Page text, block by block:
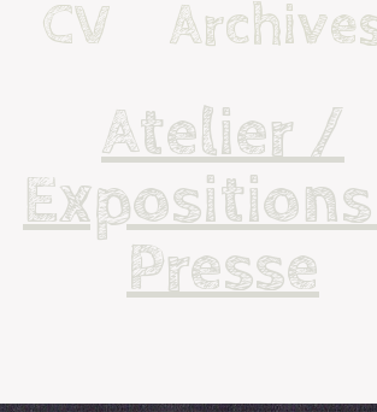
CV
Atelier /
Presse